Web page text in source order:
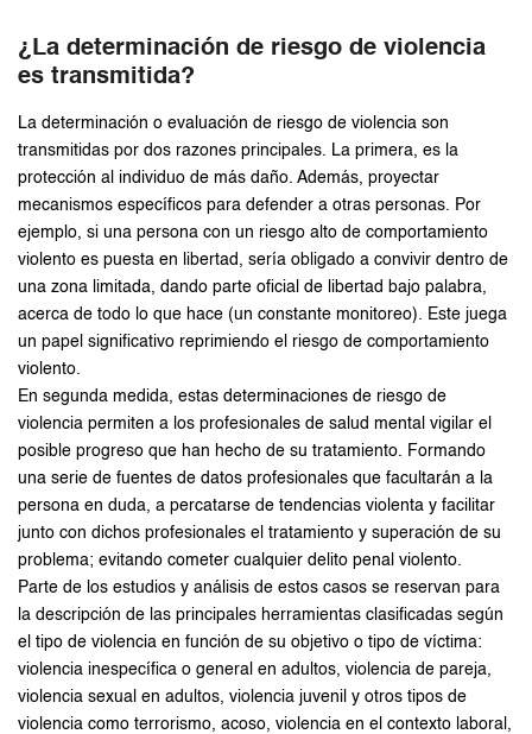
¿La determinación de riesgo de violencia
es transmitida?
La determinación o evaluación de riesgo de violencia son
transmitidas por dos razones principales. La primera, es la
protección al individuo de más daño. Además, proyectar
mecanismos específicos para defender a otras personas. Por
ejemplo, si una persona con un riesgo alto de comportamiento
violento es puesta en libertad, sería obligado a convivir dentro de
una zona limitada, dando parte oficial de libertad bajo palabra,
acerca de todo lo que hace (un constante monitoreo). Este juega
un papel significativo reprimiendo el riesgo de comportamiento
violento.
En segunda medida, estas determinaciones de riesgo de
violencia permiten a los profesionales de salud mental vigilar el
posible progreso que han hecho de su tratamiento. Formando
una serie de fuentes de datos profesionales que facultarán a la
persona en duda, a percatarse de tendencias violenta y facilitar
junto con dichos profesionales el tratamiento y superación de su
problema; evitando cometer cualquier delito penal violento.
Parte de los estudios y análisis de estos casos se reservan para
la descripción de las principales herramientas clasificadas según
el tipo de violencia en función de su objetivo o tipo de víctima:
violencia inespecífica o general en adultos, violencia de pareja,
violencia sexual en adultos, violencia juvenil y otros tipos de
violencia como terrorismo, acoso, violencia en el contexto laboral,